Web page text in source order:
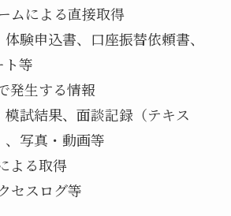
ムによる直接取得
申込書、口座振替依頼書、
ト等
発生する情報
試結果、面談記録（テキス
、写真・動画等
よる取得
スログ等